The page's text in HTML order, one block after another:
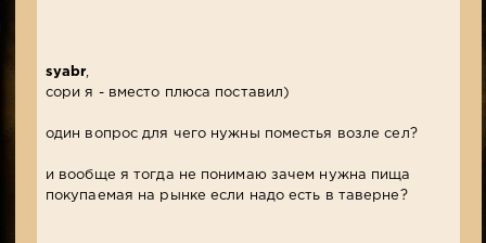
syabr
сори я - вместо плюса поставил)
один вопрос для чего нужны поместья возле сел?
и вообще я тогда не понимаю зачем нужна пища
покупаемая на рынке если надо есть в таверне?